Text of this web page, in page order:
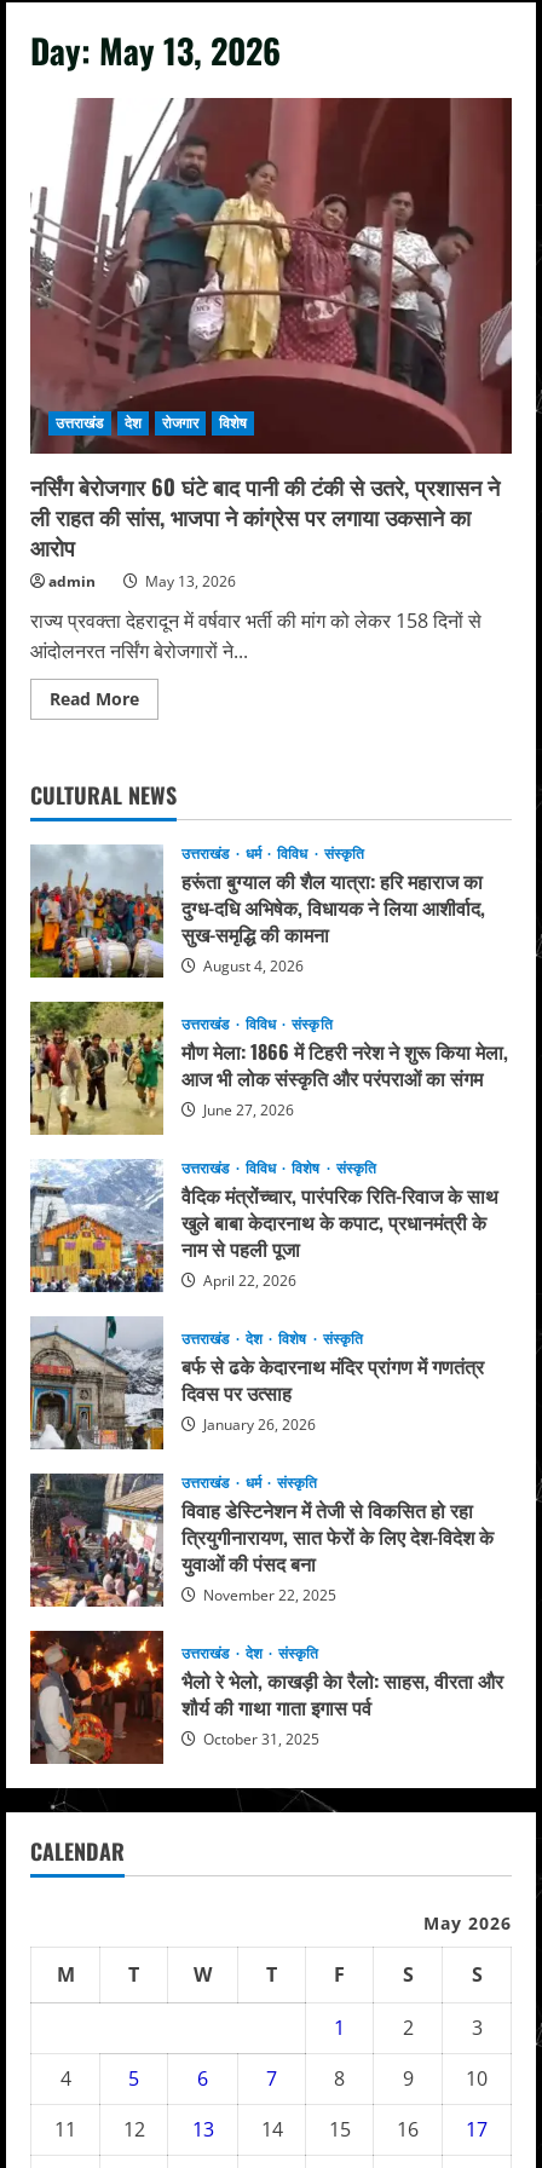
Day: May 13, 2026
उत्तराखंड देश रोजगार विशेष
नर्सिंग बेरोजगार 60 घंटे बाद पानी की टंकी से उतरे, प्रशासन ने
ली राहत की सांस, भाजपा ने कांग्रेस पर लगाया उकसाने का
आरोप
admin May 13, 2026
राज्य प्रवक्ता देहरादून में वर्षवार भर्ती की मांग को लेकर 158 दिनों से
आंदोलनरत नर्सिंग बेरोजगारों ने...
Read MoreRead
more
60
घंटे
बाद
की
से
उतरे,
प्रशासन
ने
ली
राहत
की
सांस,
भाजपा
ने
कांग्रेस
पर
लगाया
उकसाने
का
आरोप
CULTURAL NEWS
उत्तराखंड धर्म विविध संस्कृति
हरूंता बुग्याल की शैल यात्रा: हरि महाराज का
दुग्ध-दधि अभिषेक, विधायक ने लिया आशीर्वाद,
सुख-समृद्धि की कामना
August 4, 2026
उत्तराखंड विविध संस्कृति
मौण मेला: 1866 में टिहरी नरेश ने शुरू किया मेला,
आज भी लोक संस्कृति और परंपराओं का संगम
June 27, 2026
उत्तराखंड विविध विशेष संस्कृति
वैदिक मंत्रोंच्चार, पारंपरिक रिति-रिवाज के साथ
खुले बाबा केदारनाथ के कपाट, प्रधानमंत्री के
नाम से पहली पूजा
April 22, 2026
उत्तराखंड देश विशेष संस्कृति
बर्फ से ढके केदारनाथ मंदिर प्रांगण में गणतंत्र
दिवस पर उत्साह
January 26, 2026
उत्तराखंड धर्म संस्कृति
विवाह डेस्टिनेशन में तेजी से विकसित हो रहा
त्रियुगीनारायण, सात फेरों के लिए देश-विदेश के
युवाओं की पंसद बना
November 22, 2025
उत्तराखंड देश संस्कृति
भैलो रे भेलो, काखड़ी केा रैलो: साहस, वीरता और
शौर्य की गाथा गाता इगास पर्व
October 31, 2025
CALENDAR
May 2026
M T W T F S
S
1
2
3
4
5 6 7 8 9
10
11
12 13 14 15 16
17